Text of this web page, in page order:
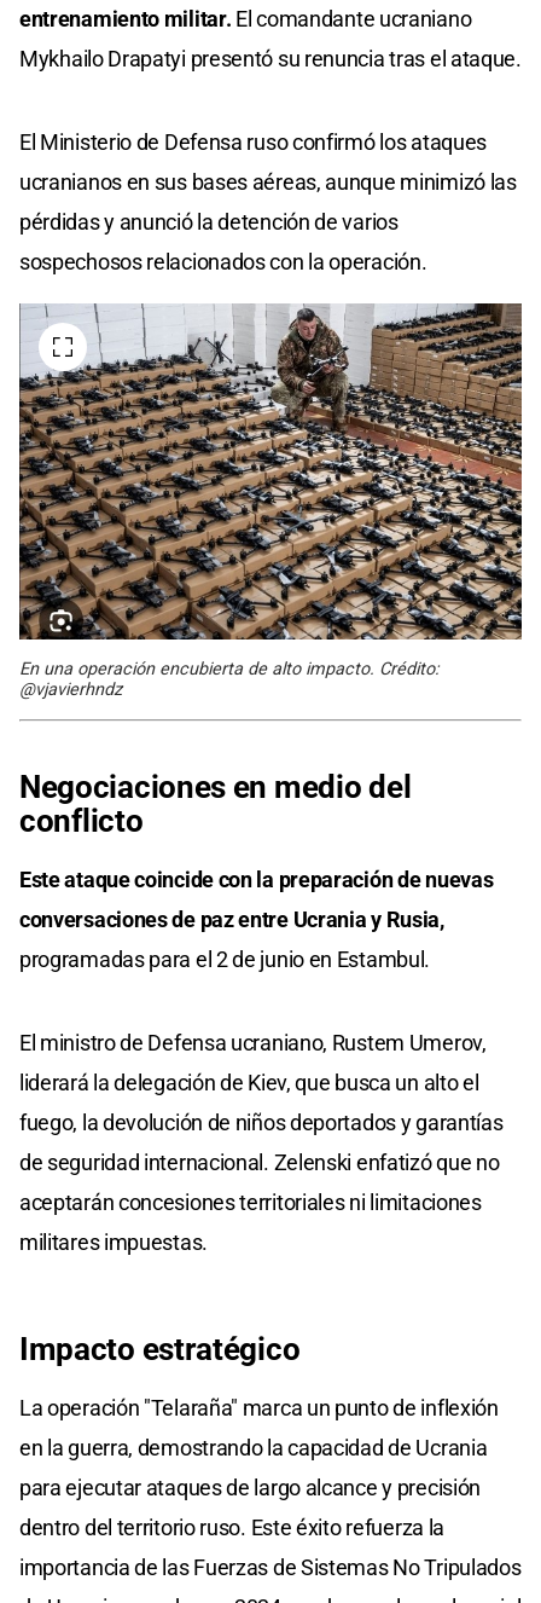
entrenamiento militar. El comandante ucraniano
Mykhailo Drapatyi presentó su renuncia tras el ataque.
El Ministerio de Defensa ruso confirmó los ataques
ucranianos en sus bases aéreas, aunque minimizó las
pérdidas y anunció la detención de varios
sospechosos relacionados con la operación.
En una operación encubierta de alto impacto. Crédito:
@vjavierhndz
Negociaciones en medio del
conflicto
Este ataque coincide con la preparación de nuevas
conversaciones de paz entre Ucrania y Rusia,
programadas para el 2 de junio en Estambul.
El ministro de Defensa ucraniano, Rustem Umerov,
liderará la delegación de Kiev, que busca un alto el
fuego, la devolución de niños deportados y garantías
de seguridad internacional. Zelenski enfatizó que no
aceptarán concesiones territoriales ni limitaciones
militares impuestas.
Impacto estratégico
La operación "Telaraña" marca un punto de inflexión
en la guerra, demostrando la capacidad de Ucrania
para ejecutar ataques de largo alcance y precisión
dentro del territorio ruso. Este éxito refuerza la
importancia de las Fuerzas de Sistemas No Tripulados